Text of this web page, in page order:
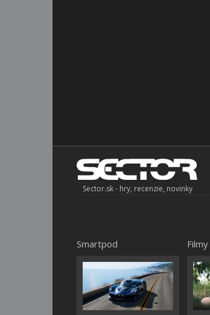
Sector.sk - hry, recenzie, novinky
Smartpod Filmy